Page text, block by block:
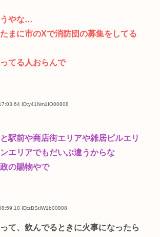
うやな…
まに市のXで消防団の募集をしてる
てる人おらんで
ID:y41Nm1IO00808
駅前や商店街エリアや雑居ビルエリ
エリアでもだいぶ違うからな
の賜物やで
ID:zBStIW1b00808
て、飲んでるときに火事になったら